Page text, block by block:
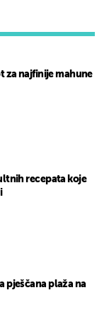
za najfinije mahune
recepata koje
pješčana plaža na